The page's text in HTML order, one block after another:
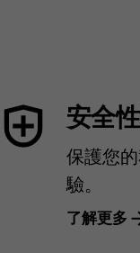
安全
保護您
驗。
了解更多